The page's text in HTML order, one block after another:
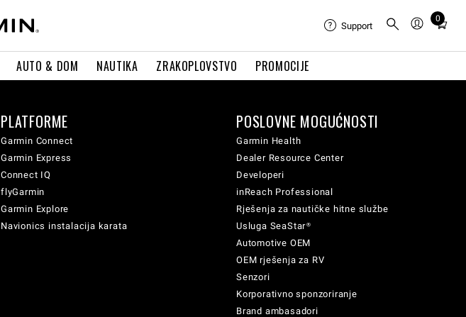
AUTO & DOM NAUTIKA ZRAKOPLOVSTVO PROMOCIJE
Support
0
Total
cart:
PLATFORME
Garmin Connect
Garmin Express
Connect IQ
flyGarmin
Garmin Explore
Navionics instalacija karata
POSLOVNE MOGUĆNOSTI
Garmin Health
Dealer Resource Center
Developeri
inReach Professional
Rješenja za nautičke hitne službe
Usluga SeaStar®
Automotive OEM
OEM rješenja za RV
Senzori
Korporativno sponzoriranje
Brand ambasadori